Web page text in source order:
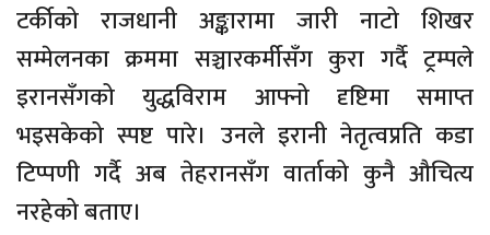
टर्कीको राजधानी अङ्कारामा जारी नाटो शिखर
सम्मेलनका क्रममा सञ्चारकर्मीसँग कुरा गर्दै ट्रम्पले
इरानसँगको युद्धविराम आफ्नो दृष्टिमा समाप्त
भइसकेको स्पष्ट पारे। उनले इरानी नेतृत्वप्रति कडा
टिप्पणी गर्दै अब तेहरानसँग वार्ताको कुनै औचित्य
नरहेको बताए।